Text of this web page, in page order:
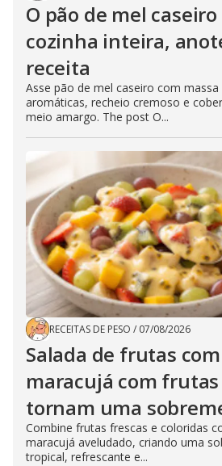
O pão de mel
cozinha inteira,
receita
Asse pão de mel caseiro com massa
aromáticas, recheio cremoso e
meio amargo. The post O...
RECEITAS DE PESO / 07/08/2026
Salada de frutas
maracujá com
tornam uma
Combine frutas frescas e coloridas
maracujá aveludado, criando uma
tropical, refrescante e...